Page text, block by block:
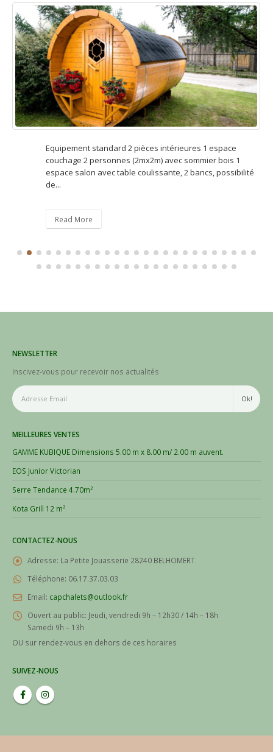
Equipement standard 2 pièces intérieures 1 espace
couchage 2 personnes (2mx2m) avec sommier bois 1
espace salon avec table coulissante, 2 bancs, possibilité
de...
Read More
NEWSLETTER
Inscivez-vous pour recevoir nos actualités
MEILLEURES VENTES
GAMME KUBIQUE Dimensions 5.00 m x 8.00 m/ 2.00 m auvent.
EOS Junior Victorian
Serre Tendance 4.70m²
Kota Grill 12 m²
CONTACTEZ-NOUS
Adresse: La Petite Jouasserie 28240 BELHOMERT
Téléphone: 06.17.37.03.03
Email: capchalets@outlook.fr
Ouvert au public: Jeudi, vendredi 9h – 12h30 / 14h – 18h
Samedi 9h – 13h
OU sur rendez-vous en dehors de ces horaires
SUIVEZ-NOUS